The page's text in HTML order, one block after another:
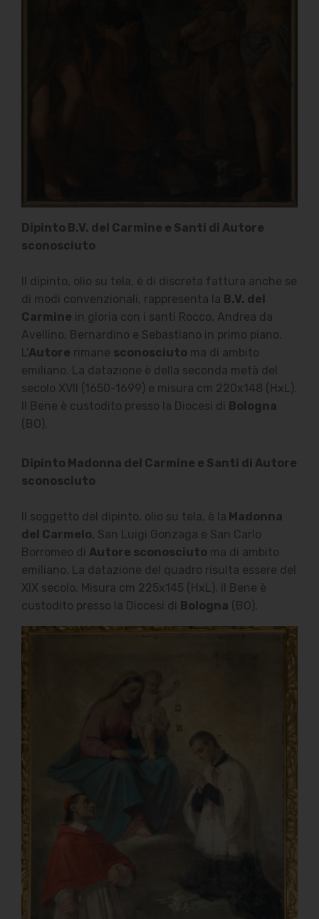
Dipinto B.V. del Carmine e Santi di Autore
sconosciuto
Il dipinto, olio su tela, è di discreta fattura anche se
di modi convenzionali, rappresenta la B.V. del
Carmine in gloria con i santi Rocco, Andrea da
Avellino, Bernardino e Sebastiano in primo piano.
L'Autore rimane sconosciuto ma di ambito
emiliano. La datazione è della seconda metà del
secolo XVII (1650-1699) e misura cm 220x148 (HxL).
Il Bene è custodito presso la Diocesi di Bologna
(BO).
Dipinto Madonna del Carmine e Santi di Autore
sconosciuto
Il soggetto del dipinto, olio su tela, è la Madonna
del Carmelo, San Luigi Gonzaga e San Carlo
Borromeo di Autore sconosciuto ma di ambito
emiliano. La datazione del quadro risulta essere del
XIX secolo. Misura cm 225x145 (HxL). Il Bene è
custodito presso la Diocesi di Bologna (BO).